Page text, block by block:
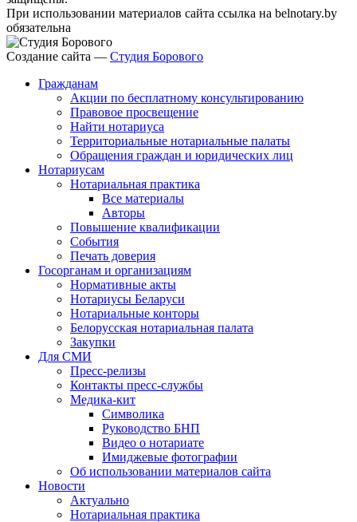
При использовании материалов сайта ссылка на belnotary.by
обязательна
Создание сайта — Студия Борового
Гражданам
Акции по бесплатному консультированию
Правовое просвещение
Найти нотариуса
Территориальные нотариальные палаты
Обращения граждан и юридических лиц
Нотариусам
Нотариальная практика
Все материалы
Авторы
Повышение квалификации
События
Печать доверия
Госорганам и организациям
Нормативные акты
Нотариусы Беларуси
Нотариальные конторы
Белорусская нотариальная палата
Закупки
Для СМИ
Пресс-релизы
Контакты пресс-службы
Медика-кит
Символика
Руководство БНП
Видео о нотариате
Имиджевые фотографии
Об использовании материалов сайта
Новости
Актуально
Нотариальная практика